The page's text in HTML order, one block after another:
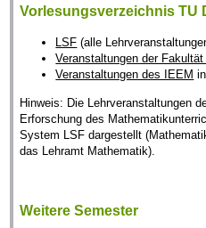
Vorlesungsverzeichnis TU
LSF (alle
Veranstaltungen der
Veranstaltungen des IEEM
Hinweis: Die Lehrveranstaltungen
Erforschung des
System LSF dargestellt
das Lehramt Mathematik).
Weitere Semester